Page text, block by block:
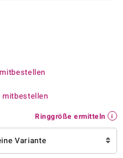
mitbestellen
mitbestellen
Ringgröße ermitteln
Variante